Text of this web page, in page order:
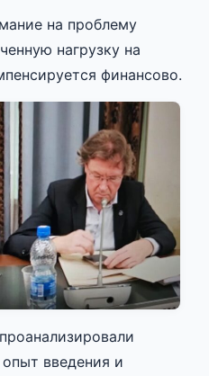
на проблему
нагрузку на
финансово.
введения и